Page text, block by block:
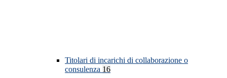
Titolari di incarichi di collaborazione o
consulenza 16